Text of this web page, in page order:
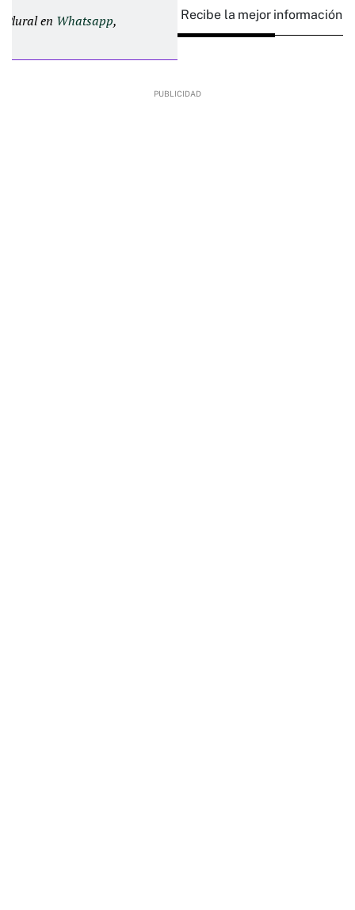
Plural en Whatsapp, Recibe la mejor información